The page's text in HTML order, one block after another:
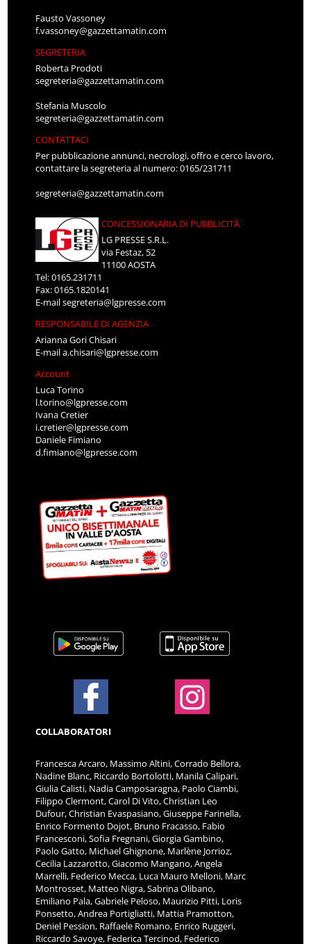
Fausto Vassoney
f.vassoney@gazzettamatin.com
SEGRETERIA
Roberta Prodoti
segreteria@gazzettamatin.com
Stefania Muscolo
segreteria@gazzettamatin.com
CONTATTACI
Per pubblicazione annunci, necrologi, offro e cerco lavoro,
contattare la segreteria al numero: 0165/231711
segreteria@gazzettamatin.com
CONCESSIONARIA DI PUBBLICITÀ
LG PRESSE S.R.L.
via Festaz, 52
11100 AOSTA
Tel: 0165.231711
Fax: 0165.1820141
E-mailsegreteria@lgpresse.com
RESPONSABILE DI AGENZIA
Arianna Gori Chisari
E-maila.chisari@lgpresse.com
Account
Luca Torino
l.torino@lgpresse.com
Ivana Cretier
i.cretier@lgpresse.com
Daniele Fimiano
d.fimiano@lgpresse.com
COLLABORATORI
Francesca Arcaro, Massimo Altini, Corrado Bellora,
Nadine Blanc, Riccardo Bortolotti, Manila Calipari,
Giulia Calisti, Nadia Camposaragna, Paolo Ciambi,
Filippo Clermont, Carol Di Vito, Christian Leo
Dufour, Christian Evaspasiano, Giuseppe Farinella,
Enrico Formento Dojot, Bruno Fracasso, Fabio
Francesconi, Sofia Fregnani, Giorgia Gambino,
Paolo Gatto, Michael Ghignone, Marlène Jorrioz,
Cecilia Lazzarotto, Giacomo Mangano, Angela
Marrelli, Federico Mecca, Luca Mauro Melloni, Marc
Montrosset, Matteo Nigra, Sabrina Olibano,
Emiliano Pala, Gabriele Peloso, Maurizio Pitti, Loris
Ponsetto, Andrea Portigliatti, Mattia Pramotton,
Deniel Pession, Raffaele Romano, Enrico Ruggeri,
Riccardo Savoye, Federica Tercinod, Federico